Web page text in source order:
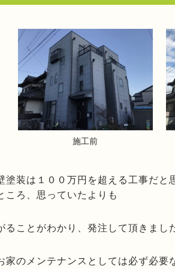
施工前
塗装は１００万円を超える工事だ
ころ、思っていたよりも
ることがわかり、発注して頂きまし
家のメンテナンスとしては必ず必